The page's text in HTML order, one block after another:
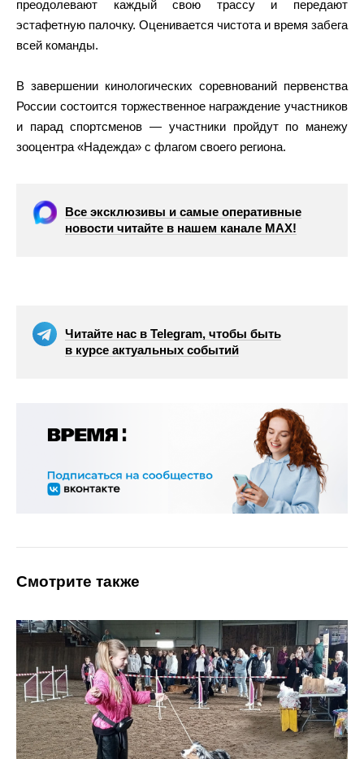
преодолевают каждый свою трассу и передают
эстафетную палочку. Оценивается чистота и время забега
всей команды.
В завершении кинологических соревнований первенства
России состоится торжественное награждение участников
и парад спортсменов — участники пройдут по манежу
зооцентра «Надежда» с флагом своего региона.
Все эксклюзивы и самые оперативные
новости читайте в нашем канале МАХ!
Читайте нас в Telegram, чтобы быть
в курсе актуальных событий
Смотрите также